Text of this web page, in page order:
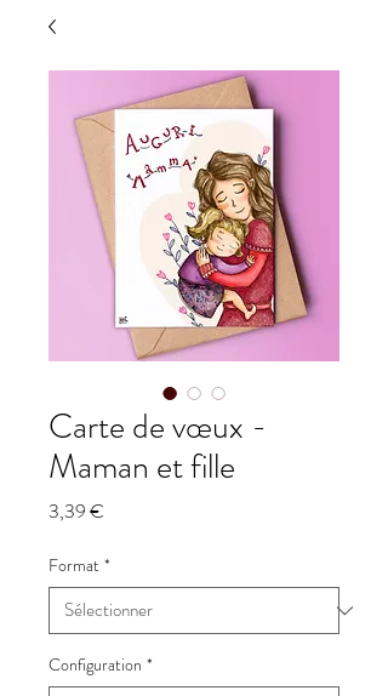
Carte de vœux -
Maman et fille
3,39 €
Format *
Configuration *